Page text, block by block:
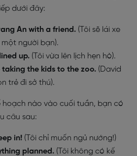
dưới đây:
An with a friend. (Tôi sẽ lái xe
người bạn).
up. (Tôi vừa lên lịch hẹn hò).
taking the kids to the zoo. (David
trẻ đi sở thú).
hoạch nào vào cuối tuần, bạn có
câu sau:
in! (Tôi chỉ muốn ngủ nướng!)
planned. (Tôi không có kế